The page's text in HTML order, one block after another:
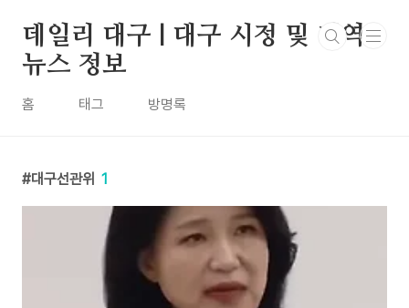
데일리 대구 | 대구 시정 및 지역
뉴스 정보
홈 태그 방명록
대구선관위 1